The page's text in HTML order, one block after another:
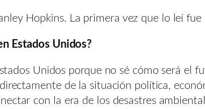
Hopkins. La primera vez que lo leí fue
Estados Unidos?
Unidos porque no sé cómo será el
de la situación política,
con la era de los desastres